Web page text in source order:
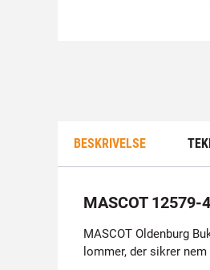
BESKRIVELSE
MASCOT
MASCOT Oldenburg
lommer, der sikrer